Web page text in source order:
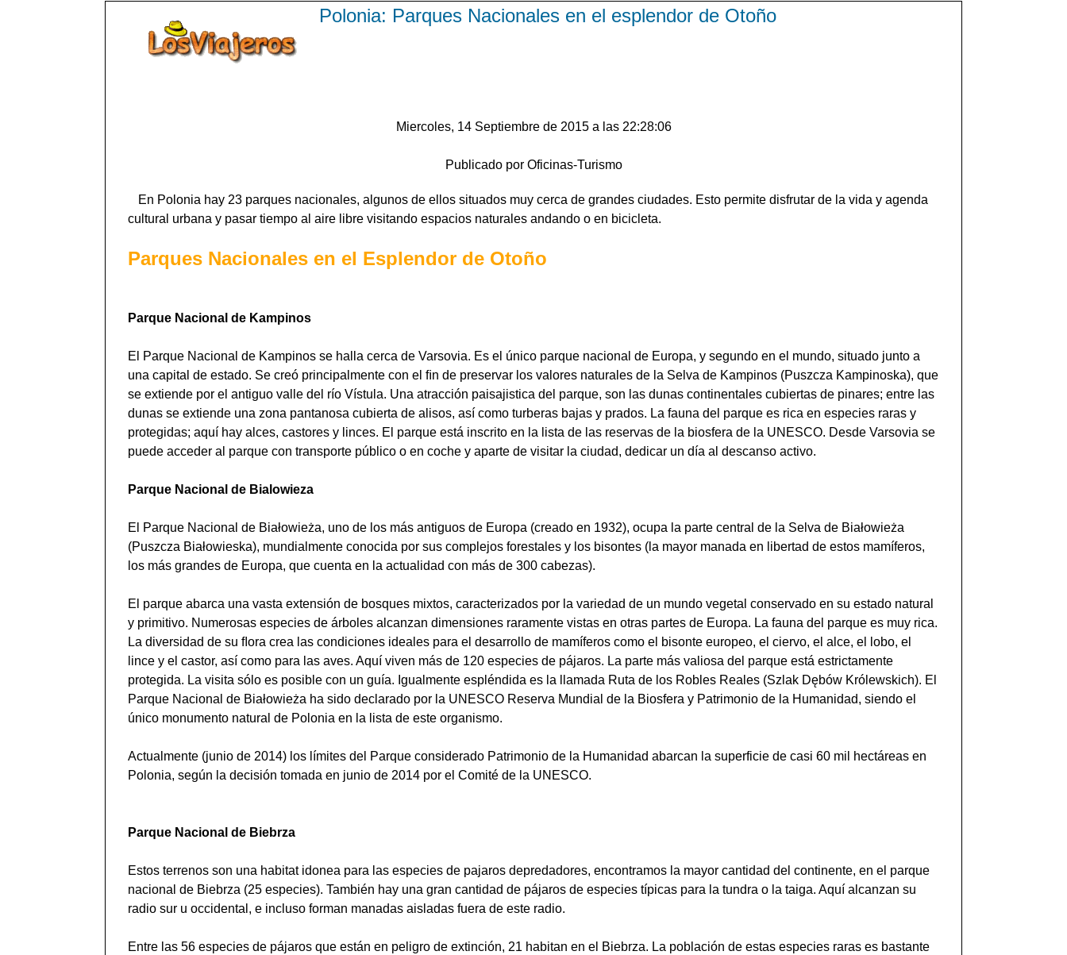
Polonia: Parques Nacionales en el esplendor de Otoño
Miercoles, 14 Septiembre de 2015 a las 22:28:06
Publicado por Oficinas-Turismo
En Polonia hay 23 parques nacionales, algunos de ellos situados muy cerca de grandes ciudades. Esto permite disfrutar de la vida y agenda
cultural urbana y pasar tiempo al aire libre visitando espacios naturales andando o en bicicleta.
Parques Nacionales en el Esplendor de Otoño
Parque Nacional de Kampinos
El Parque Nacional de Kampinos se halla cerca de Varsovia. Es el único parque nacional de Europa, y segundo en el mundo, situado junto a
una capital de estado. Se creó principalmente con el ﬁn de preservar los valores naturales de la Selva de Kampinos (Puszcza Kampinoska), que
se extiende por el antiguo valle del río Vístula. Una atracción paisajistica del parque, son las dunas continentales cubiertas de pinares; entre las
dunas se extiende una zona pantanosa cubierta de alisos, así como turberas bajas y prados. La fauna del parque es rica en especies raras y
protegidas; aquí hay alces, castores y linces. El parque está inscrito en la lista de las reservas de la biosfera de la UNESCO. Desde Varsovia se
puede acceder al parque con transporte público o en coche y aparte de visitar la ciudad, dedicar un día al descanso activo.
Parque Nacional de Bialowieza
El Parque Nacional de Białowieża, uno de los más antiguos de Europa (creado en 1932), ocupa la parte central de la Selva de Białowieża
(Puszcza Białowieska), mundialmente conocida por sus complejos forestales y los bisontes (la mayor manada en libertad de estos mamíferos,
los más grandes de Europa, que cuenta en la actualidad con más de 300 cabezas).
El parque abarca una vasta extensión de bosques mixtos, caracterizados por la variedad de un mundo vegetal conservado en su estado natural
y primitivo. Numerosas especies de árboles alcanzan dimensiones raramente vistas en otras partes de Europa. La fauna del parque es muy rica.
La diversidad de su ﬂora crea las condiciones ideales para el desarrollo de mamíferos como el bisonte europeo, el ciervo, el alce, el lobo, el
lince y el castor, así como para las aves. Aquí viven más de 120 especies de pájaros. La parte más valiosa del parque está estrictamente
protegida. La visita sólo es posible con un guía. Igualmente espléndida es la llamada Ruta de los Robles Reales (Szlak Dębów Królewskich). El
Parque Nacional de Białowieża ha sido declarado por la UNESCO Reserva Mundial de la Biosfera y Patrimonio de la Humanidad, siendo el
único monumento natural de Polonia en la lista de este organismo.
Actualmente (junio de 2014) los límites del Parque considerado Patrimonio de la Humanidad abarcan la superficie de casi 60 mil hectáreas en
Polonia, según la decisión tomada en junio de 2014 por el Comité de la UNESCO.
Parque Nacional de Biebrza
Estos terrenos son una habitat idonea para las especies de pajaros depredadores, encontramos la mayor cantidad del continente, en el parque
nacional de Biebrza (25 especies). También hay una gran cantidad de pájaros de especies típicas para la tundra o la taiga. Aquí alcanzan su
radio sur u occidental, e incluso forman manadas aisladas fuera de este radio.
Entre las 56 especies de pájaros que están en peligro de extinción, 21 habitan en el Biebrza. La población de estas especies raras es bastante